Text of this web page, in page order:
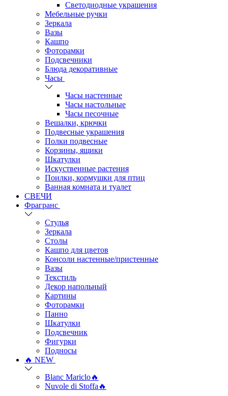
Светодиодные украшения
Мебельные ручки
Зеркала
Вазы
Кашпо
Фоторамки
Подсвечники
Блюда декоративные
Часы
Часы настенные
Часы настольные
Часы песочные
Вешалки, крючки
Подвесные украшения
Полки подвесные
Корзины, ящики
Шкатулки
Искуственные растения
Поилки, кормушки для птиц
Ванная комната и туалет
СВЕЧИ
Фрагранс
Стулья
Зеркала
Столы
Кашпо для цветов
Консоли настенные/пристенные
Вазы
Текстиль
Декор напольный
Картины
Фоторамки
Панно
Шкатулки
Подсвечник
Фигурки
Подносы
🔥 NEW
Blanc Mariclo🔥
Nuvole di Stoffa🔥